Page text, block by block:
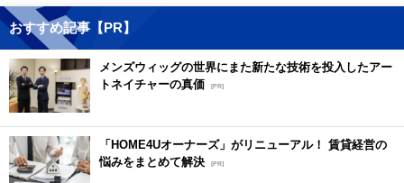
おすすめ記事【PR】
メンズウィッグの世界にまた新たな技術を投入したアー
トネイチャーの真価
[PR]
「HOME4Uオーナーズ」がリニューアル！ 賃貸経営の
悩みをまとめて解決 [PR]